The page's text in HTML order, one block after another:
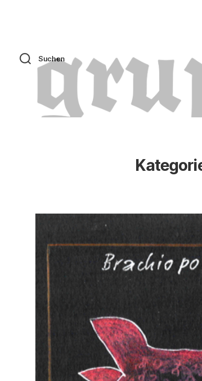
Suchen